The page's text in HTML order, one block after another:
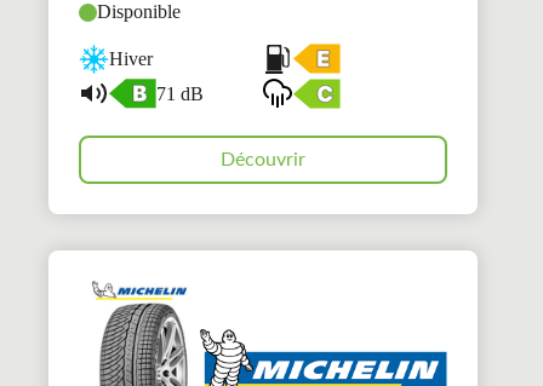
Disponible
Hiver
71 dB
Découvrir